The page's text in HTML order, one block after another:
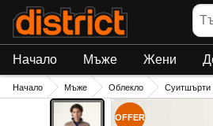
Начало Мъже Жени
Начало Мъже Облекло Суитшърти
OFFER